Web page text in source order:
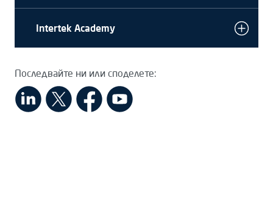
Intertek Academy
Последвайте ни или споделете: